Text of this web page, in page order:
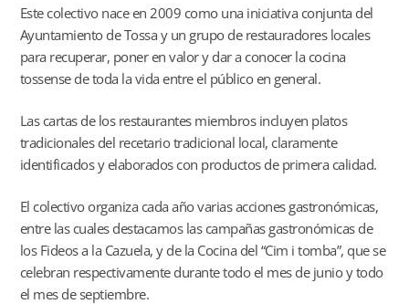
Este colectivo nace en 2009 como una iniciativa conjunta del
Ayuntamiento de Tossa y un grupo de restauradores locales
para recuperar, poner en valor y dar a conocer la cocina
tossense de toda la vida entre el público en general.
Las cartas de los restaurantes miembros incluyen platos
tradicionales del recetario tradicional local, claramente
identificados y elaborados con productos de primera calidad.
El colectivo organiza cada año varias acciones gastronómicas,
entre las cuales destacamos las campañas gastronómicas de
los Fideos a la Cazuela, y de la Cocina del “Cim i tomba”, que se
celebran respectivamente durante todo el mes de junio y todo
el mes de septiembre.